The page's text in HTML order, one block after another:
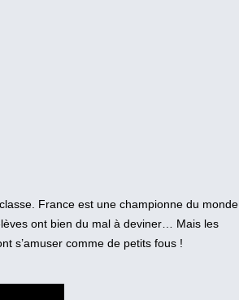
France est une championne du monde.
ont bien du mal à deviner… Mais les
s’amuser comme de petits fous !